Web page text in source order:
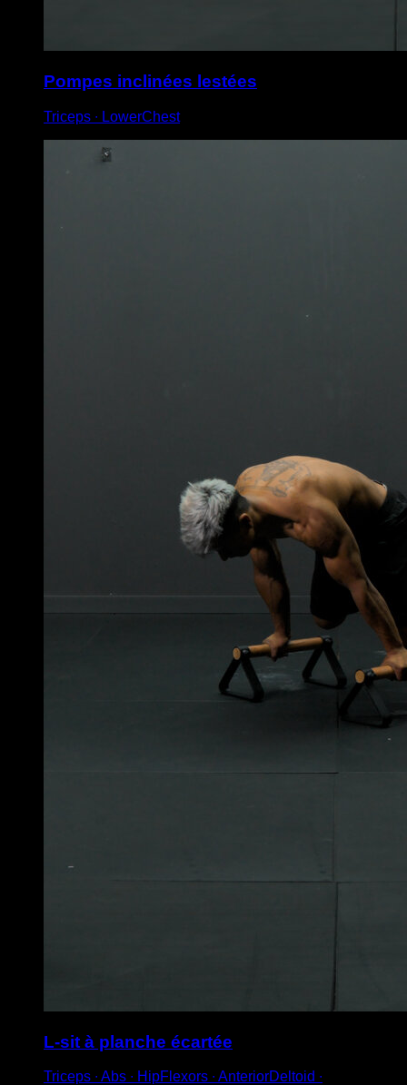
Pompes inclinées lestées
Triceps ∙ LowerChest
L-sit à planche écartée
Triceps ∙ Abs ∙ HipFlexors ∙ AnteriorDeltoid ∙